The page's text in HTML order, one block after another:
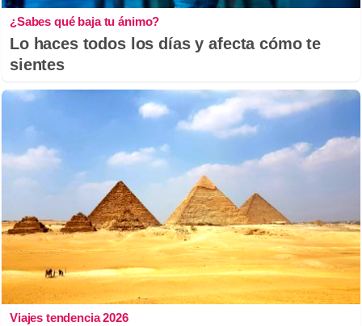
¿Sabes qué baja tu ánimo?
Lo haces todos los días y afecta cómo te
sientes
Viajes tendencia 2026